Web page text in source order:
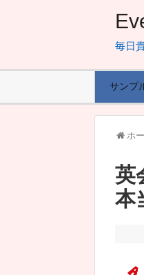
毎日
サンプ
ホ
英
本